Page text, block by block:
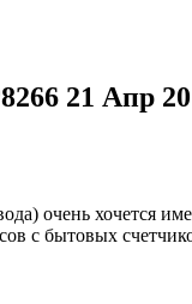
21 Апр
очень хочется
с бытовых